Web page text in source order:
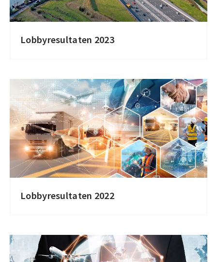
Lobbyresultaten 2023
Lobbyresultaten 2022